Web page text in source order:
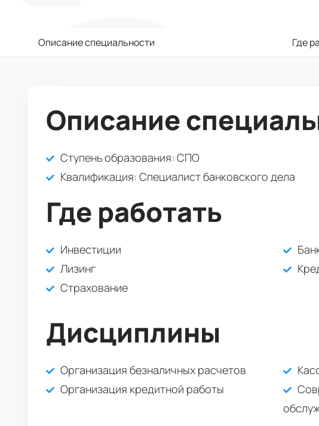
Описание специальности Где
Описание
Ступень образования: СПО
Квалификация: Специалист банковского дела
Где работать
Инвестиции
Лизинг
Страхование
Дисциплины
Организация безналичных расчетов
Организация кредитной работы